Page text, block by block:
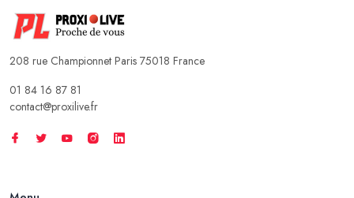
208 rue Championnet Paris 75018 France
01 84 16 87 81
contact@proxilive.fr